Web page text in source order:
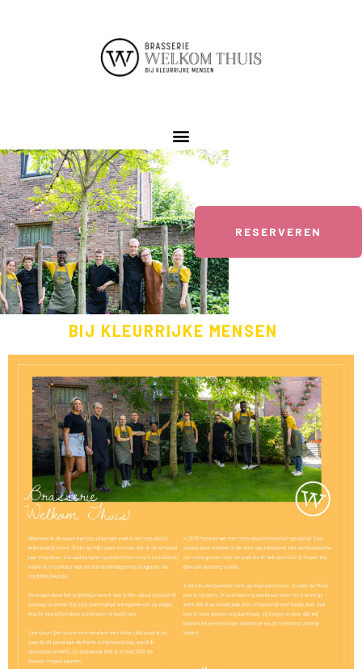
RESERVEREN
BIJ KLEURRIJKE MENSEN